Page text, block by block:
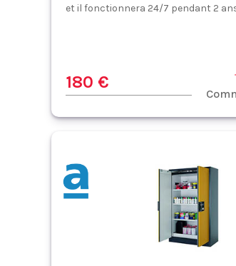
et il fonctionnera 24/7 pendant 2
180 €